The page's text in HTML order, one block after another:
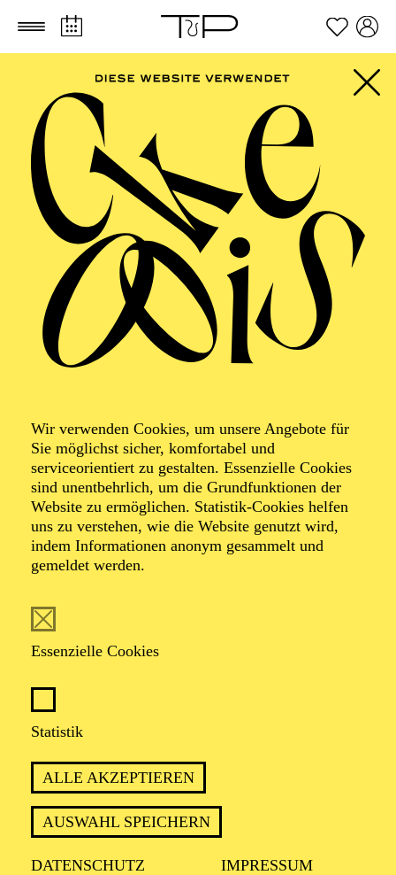
Zum Hauptinhalt springen Zum Footer springen
Wir verwenden Cookies, um unsere Angebote für
Sie möglichst sicher, komfortabel und
serviceorientiert zu gestalten. Essenzielle Cookies
sind unentbehrlich, um die Grundfunktionen der
Website zu ermöglichen. Statistik-Cookies helfen
uns zu verstehen, wie die Website genutzt wird,
indem Informationen anonym gesammelt und
gemeldet werden.
Essenzielle Cookies
Statistik
ALLE AKZEPTIEREN
AUSWAHL SPEICHERN
DATENSCHUTZ IMPRESSUM
PHILHARMONIE
Klaus Mäkelä
Chicago Symphony
Orchestra
Samstag 9. Januar 2027
1 Stunde 30 Minuten, keine Pause